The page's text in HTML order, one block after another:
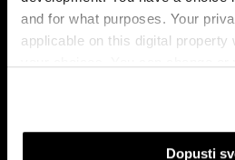
and for what purposes. Your
applicable on this digital property
If you allow, we would also like to:
Dopusti
još